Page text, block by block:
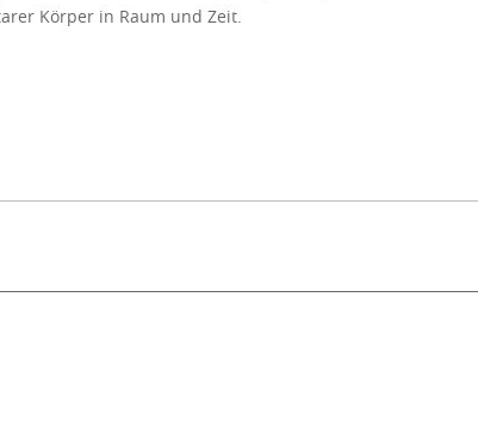
Körper in Raum und Zeit.